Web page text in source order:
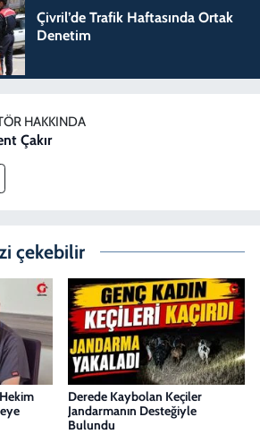
Çivril’de Trafik Haftasında Ortak
Denetim
HAKKINDA
Çakır
çekebilir
Derede Kaybolan Keçiler
Jandarmanın Desteğiyle
Bulundu